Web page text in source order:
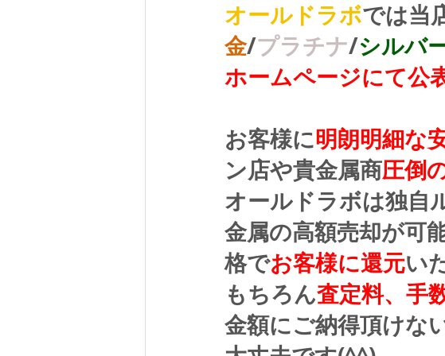
オールドラボでは当
金/プラチナ/シルバ
ホームページにて公
お客様に明朗明細な
ン店や貴金属商圧倒
オールドラボは独自
金属の高額売却が可
格でお客様に還元い
もちろん査定料、手
金額にご納得頂けな